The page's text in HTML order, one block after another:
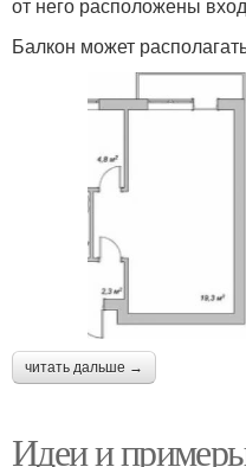
Балкон может
читать дальше →
Идеи и